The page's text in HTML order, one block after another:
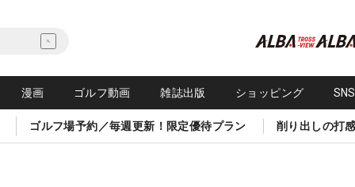
漫画 ゴルフ動画 雑誌出版 ショッピング
ゴルフ場予約／毎週更新！限定優待プラン 削り出しの打